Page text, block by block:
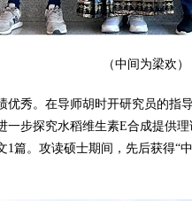
（中间为梁欢）
秀。在导师胡时开研究员的指
步探究水稻维生素E合成提供
篇。攻读硕士期间，先后获得“